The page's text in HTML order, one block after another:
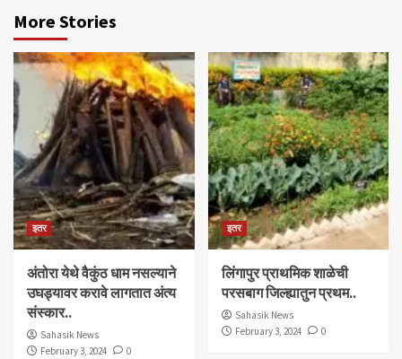
More Stories
इतर
अंतोरा येथे वैकुंठ धाम नसल्याने
उघड्यावर करावे लागतात अंत्य
संस्कार..
Sahasik News
February 3, 2024
0
इतर
लिंगापुर प्राथमिक शाळेची
परसबाग जिल्ह्यातुन प्रथम..
Sahasik News
February 3, 2024
0